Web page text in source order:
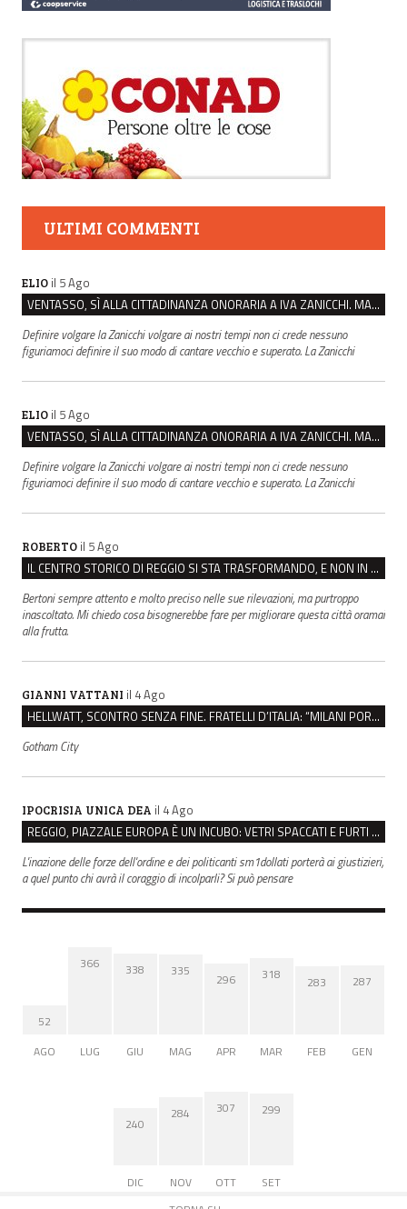
ULTIMI COMMENTI
ELIO il 5 Ago
VENTASSO, SÌ ALLA CITTADINANZA ONORARIA A IVA ZANICCHI. MA BARGIACCHI: “È DI PESSIMO GUSTO”
Definire volgare la Zanicchi volgare ai nostri tempi non ci crede nessuno
figuriamoci definire il suo modo di cantare vecchio e superato. La Zanicchi
ELIO il 5 Ago
VENTASSO, SÌ ALLA CITTADINANZA ONORARIA A IVA ZANICCHI. MA BARGIACCHI: “È DI PESSIMO GUSTO”
Definire volgare la Zanicchi volgare ai nostri tempi non ci crede nessuno
figuriamoci definire il suo modo di cantare vecchio e superato. La Zanicchi
ROBERTO il 5 Ago
IL CENTRO STORICO DI REGGIO SI STA TRASFORMANDO, E NON IN MEGLIO
Bertoni sempre attento e molto preciso nelle sue rilevazioni, ma purtroppo
inascoltato. Mi chiedo cosa bisognerebbe fare per migliorare questa città oramai
alla frutta.
GIANNI VATTANI il 4 Ago
HELLWATT, SCONTRO SENZA FINE. FRATELLI D’ITALIA: “MILANI PORTA DOCUMENTI, DE FRANCO INSULTI”
Gotham City
IPOCRISIA UNICA DEA il 4 Ago
REGGIO, PIAZZALE EUROPA È UN INCUBO: VETRI SPACCATI E FURTI SULLE AUTO IN SOSTA
L'inazione delle forze dell'ordine e dei politicanti sm1dollati porterà ai giustizieri,
a quel punto chi avrà il coraggio di incolparli? Si può pensare
52
AGO
366
LUG
338
GIU
335
MAG
296
APR
318
MAR
283
FEB
287
GEN
240
DIC
284
NOV
307
OTT
299
SET